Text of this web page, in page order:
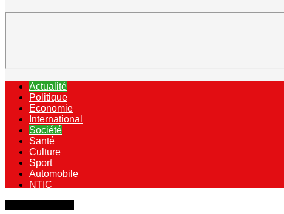
Actualité
Politique
Economie
International
Société
Santé
Culture
Sport
Automobile
NTIC